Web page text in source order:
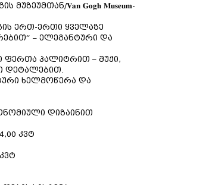
მუზეუმთან/𝐕𝐚𝐧 𝐆𝐨𝐠𝐡 𝐌𝐮𝐬𝐞𝐮𝐦-
ერთ-ერთი ყველაზე
– ელეგანტური და
ფერთა პალიტრით – მუქი,
დეტალებით.
ხელმოწერა და
დიზაინით
კვტ